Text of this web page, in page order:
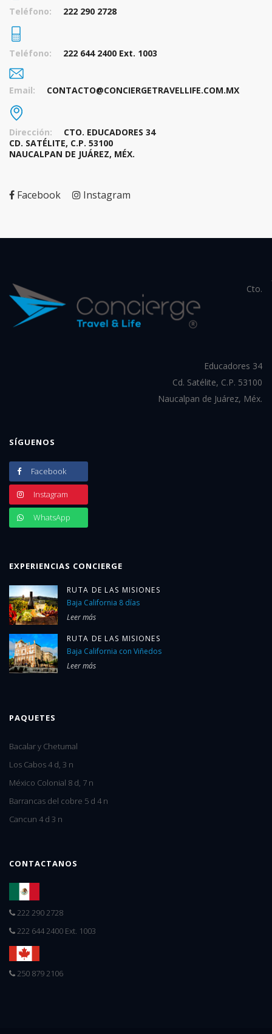
Teléfono: 222 290 2728
Teléfono: 222 644 2400 Ext. 1003
Email: CONTACTO@CONCIERGETRAVELLIFE.COM.MX
Dirección:
CTO. EDUCADORES 34
CD. SATÉLITE, C.P. 53100
NAUCALPAN DE JUÁREZ, MÉX.
Facebook Instagram
Cto.
Educadores 34
Cd. Satélite, C.P. 53100
Naucalpan de Juárez, Méx.
SÍGUENOS
Facebook
Instagram
WhatsApp
EXPERIENCIAS CONCIERGE
RUTA DE LAS MISIONES
Baja California 8 días
Leer más
RUTA DE LAS MISIONES
Baja California con Viñedos
Leer más
PAQUETES
Bacalar y Chetumal
Los Cabos 4 d, 3 n
México Colonial 8 d, 7 n
Barrancas del cobre 5 d 4 n
Cancun 4 d 3 n
CONTACTANOS
222 290 2728
222 644 2400 Ext. 1003
250 879 2106